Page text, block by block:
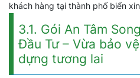
khách hàng tại thành phố biển
3.1. Gói An Tâm
Đầu Tư – Vừa bảo
dựng tương lai